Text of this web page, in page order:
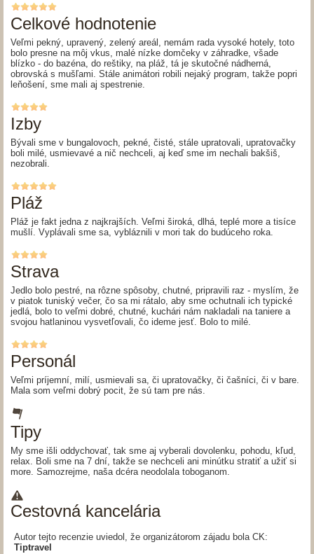
Celkové hodnotenie
Veľmi pekný, upravený, zelený areál, nemám rada vysoké hotely, toto
bolo presne na môj vkus, malé nízke domčeky v záhradke, všade
blízko - do bazéna, do reštiky, na pláž, tá je skutočné nádherná,
obrovská s mušľami. Stále animátori robili nejaký program, takže popri
leňošení, sme mali aj spestrenie.
Izby
Bývali sme v bungalovoch, pekné, čisté, stále upratovali, upratovačky
boli milé, usmievavé a nič nechceli, aj keď sme im nechali bakšiš,
nezobrali.
Pláž
Pláž je fakt jedna z najkrajších. Veľmi široká, dlhá, teplé more a tisíce
mušlí. Vyplávali sme sa, vybláznili v mori tak do budúceho roka.
Strava
Jedlo bolo pestré, na rôzne spôsoby, chutné, pripravili raz - myslím, že
v piatok tuniský večer, čo sa mi rátalo, aby sme ochutnali ich typické
jedlá, bolo to veľmi dobré, chutné, kuchári nám nakladali na taniere a
svojou hatlaninou vysvetľovali, čo ideme jesť. Bolo to milé.
Personál
Veľmi príjemní, milí, usmievali sa, či upratovačky, či čašníci, či v bare.
Mala som veľmi dobrý pocit, že sú tam pre nás.
Tipy
My sme išli oddychovať, tak sme aj vyberali dovolenku, pohodu, kľud,
relax. Boli sme na 7 dní, takže se nechceli ani minútku stratiť a užiť si
more. Samozrejme, naša dcéra neodolala toboganom.
Cestovná kancelária
Autor tejto recenzie uviedol, že organizátorom zájadu bola CK:
Tiptravel